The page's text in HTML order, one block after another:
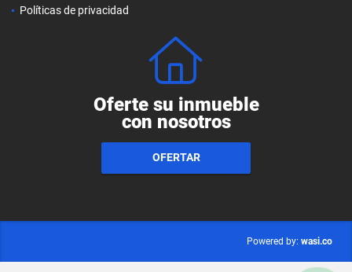
Políticas de privacidad
Oferte su inmueble
con nosotros
OFERTAR
Powered by: wasi.co